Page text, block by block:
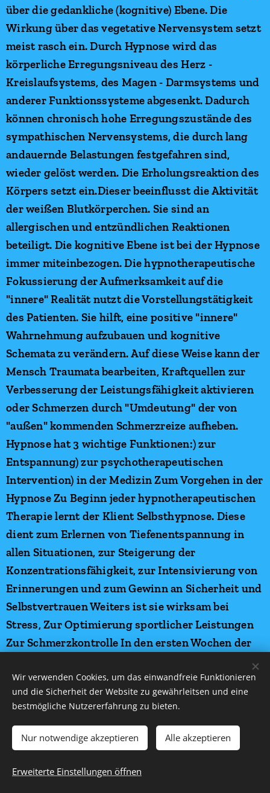
Wir verwenden Cookies, um das einwandfreie Funktionieren
und die Sicherheit der Website zu gewährleitsen und eine
bestmögliche Nutzererfahrung zu bieten.
Nur notwendige akzeptieren Alle akzeptieren
Erweiterte Einstellungen öffnen